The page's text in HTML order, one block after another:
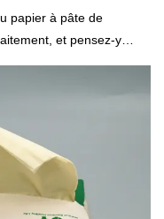
papier à pâte de
et pensez-y
de bois papier,
de pâte de bambou.